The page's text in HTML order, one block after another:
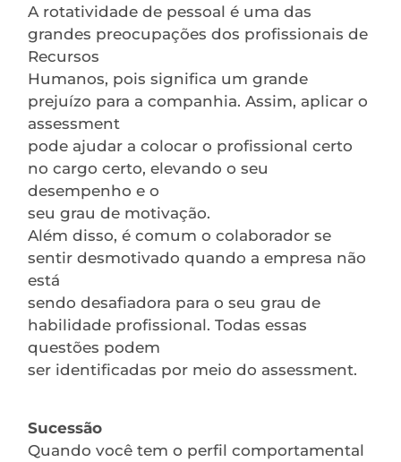
A rotatividade de pessoal é uma das
grandes preocupações dos profissionais de
Recursos
Humanos, pois significa um grande
prejuízo para a companhia. Assim, aplicar o
assessment
pode ajudar a colocar o profissional certo
no cargo certo, elevando o seu
desempenho e o
seu grau de motivação.
Além disso, é comum o colaborador se
sentir desmotivado quando a empresa não
está
sendo desafiadora para o seu grau de
habilidade profissional. Todas essas
questões podem
ser identificadas por meio do assessment.
Sucessão
Quando você tem o perfil comportamental